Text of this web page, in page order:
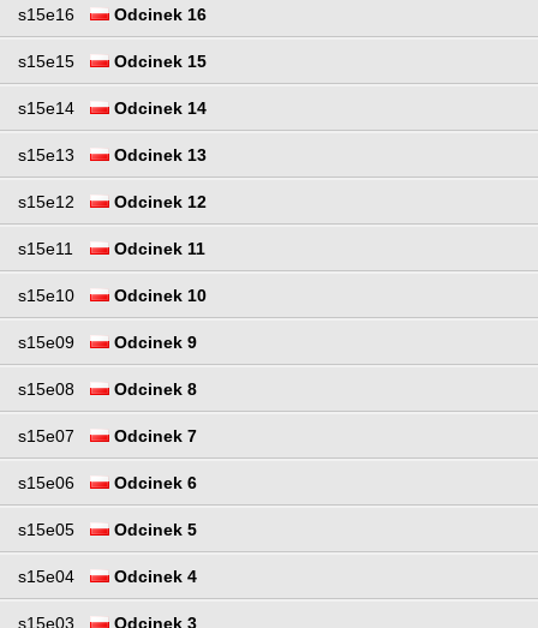
s15e16 Odcinek 16
s15e15 Odcinek 15
s15e14 Odcinek 14
s15e13 Odcinek 13
s15e12 Odcinek 12
s15e11 Odcinek 11
s15e10 Odcinek 10
s15e09 Odcinek 9
s15e08 Odcinek 8
s15e07 Odcinek 7
s15e06 Odcinek 6
s15e05 Odcinek 5
s15e04 Odcinek 4
s15e03 Odcinek 3